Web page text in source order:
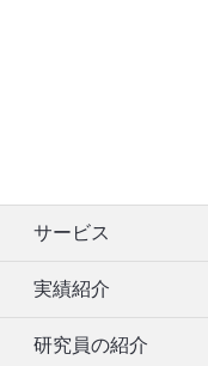
サービス
実績紹介
研究員の紹介